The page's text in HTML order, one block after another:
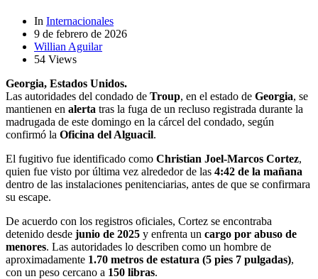
In Internacionales
9 de febrero de 2026
Willian Aguilar
54 Views
Georgia, Estados Unidos.
Las autoridades del condado de Troup, en el estado de Georgia, se
mantienen en alerta tras la fuga de un recluso registrada durante la
madrugada de este domingo en la cárcel del condado, según
confirmó la Oficina del Alguacil.
El fugitivo fue identificado como Christian Joel-Marcos Cortez,
quien fue visto por última vez alrededor de las 4:42 de la mañana
dentro de las instalaciones penitenciarias, antes de que se confirmara
su escape.
De acuerdo con los registros oficiales, Cortez se encontraba
detenido desde junio de 2025 y enfrenta un cargo por abuso de
menores. Las autoridades lo describen como un hombre de
aproximadamente 1.70 metros de estatura (5 pies 7 pulgadas),
con un peso cercano a 150 libras.